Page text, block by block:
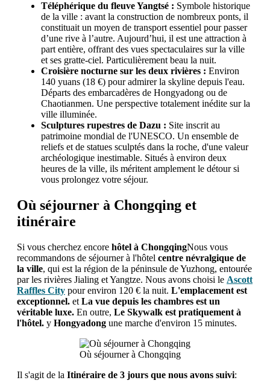
Téléphérique du fleuve Yangtsé : Symbole historique
de la ville : avant la construction de nombreux ponts, il
constituait un moyen de transport essentiel pour passer
d’une rive à l’autre. Aujourd’hui, il est une attraction à
part entière, offrant des vues spectaculaires sur la ville
et ses gratte-ciel. Particulièrement beau la nuit.
Croisière nocturne sur les deux rivières : Environ
140 yuans (18 €) pour admirer la skyline depuis l'eau.
Départs des embarcadères de Hongyadong ou de
Chaotianmen. Une perspective totalement inédite sur la
ville illuminée.
Sculptures rupestres de Dazu : Site inscrit au
patrimoine mondial de l'UNESCO. Un ensemble de
reliefs et de statues sculptés dans la roche, d'une valeur
archéologique inestimable. Situés à environ deux
heures de la ville, ils méritent amplement le détour si
vous prolongez votre séjour.
Où séjourner à Chongqing et
itinéraire
Si vous cherchez encore hôtel à ChongqingNous vous
recommandons de séjourner à l'hôtel centre névralgique de
la ville, qui est la région de la péninsule de Yuzhong, entourée
par les rivières Jialing et Yangtze. Nous avons choisi le Ascott
Raffles City pour environ 120 € la nuit. L'emplacement est
exceptionnel. et La vue depuis les chambres est un
véritable luxe. En outre, Le Skywalk est pratiquement à
l'hôtel. y Hongyadong une marche d'environ 15 minutes.
Où séjourner à Chongqing
Il s'agit de la Itinéraire de 3 jours que nous avons suivi: